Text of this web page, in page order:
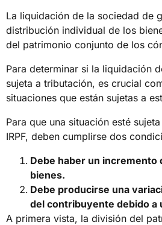
La liquidación de la sociedad de
distribución individual de los
del patrimonio conjunto de los
Para determinar si la liquidación
sujeta a tributación, es crucial
situaciones que están sujetas a
Para que una situación esté
IRPF, deben cumplirse dos
Debe haber un incremento
bienes.
Debe producirse una
del contribuyente debido a
A primera vista, la división del